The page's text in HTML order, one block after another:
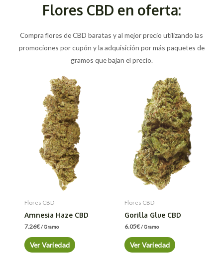
Flores CBD en oferta:
Compra flores de CBD baratas y al mejor precio utilizando las
promociones por cupón y la adquisición por más paquetes de
gramos que bajan el precio.
Flores CBD
Amnesia Haze CBD
7.26€/ Gramo
Ver Variedad
Flores CBD
Gorilla Glue CBD
6.05€/ Gramo
Ver Variedad